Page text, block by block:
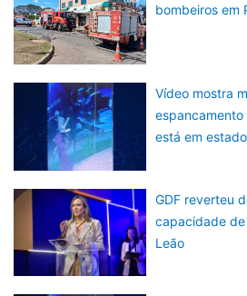
bombeiros em
Vídeo mostra
espancamento
está em
GDF reverteu
capacidade
Leão